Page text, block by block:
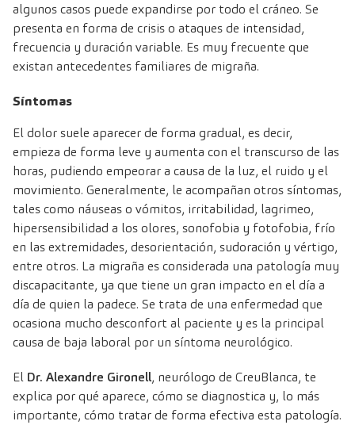
algunos casos puede expandirse por todo el cráneo. Se
presenta en forma de crisis o ataques de intensidad,
frecuencia y duración variable. Es muy frecuente que
existan antecedentes familiares de migraña.
Síntomas
El dolor suele aparecer de forma gradual, es decir,
empieza de forma leve y aumenta con el transcurso de las
horas, pudiendo empeorar a causa de la luz, el ruido y el
movimiento. Generalmente, le acompañan otros síntomas,
tales como náuseas o vómitos, irritabilidad, lagrimeo,
hipersensibilidad a los olores, sonofobia y fotofobia, frío
en las extremidades, desorientación, sudoración y vértigo,
entre otros. La migraña es considerada una patología muy
discapacitante, ya que tiene un gran impacto en el día a
día de quien la padece. Se trata de una enfermedad que
ocasiona mucho desconfort al paciente y es la principal
causa de baja laboral por un síntoma neurológico.
El Dr. Alexandre Gironell, neurólogo de CreuBlanca, te
explica por qué aparece, cómo se diagnostica y, lo más
importante, cómo tratar de forma efectiva esta patología.